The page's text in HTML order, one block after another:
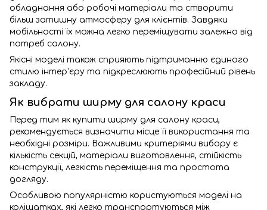
обладнання або робочі матеріали та створити
більш затишну атмосферу для клієнтів. Завдяки
мобільності їх можна легко переміщувати залежно від
потреб салону.
Якісні моделі також сприяють підтриманню єдиного
стилю інтер'єру та підкреслюють професійний рівень
закладу.
Як вибрати ширму для салону краси
Перед тим як купити ширму для салону краси,
рекомендується визначити місце її використання та
необхідні розміри. Важливими критеріями вибору є
кількість секцій, матеріали виготовлення, стійкість
конструкції, легкість переміщення та простота
догляду.
Особливою популярністю користуються моделі на
коліщатках, які легко транспортуються між